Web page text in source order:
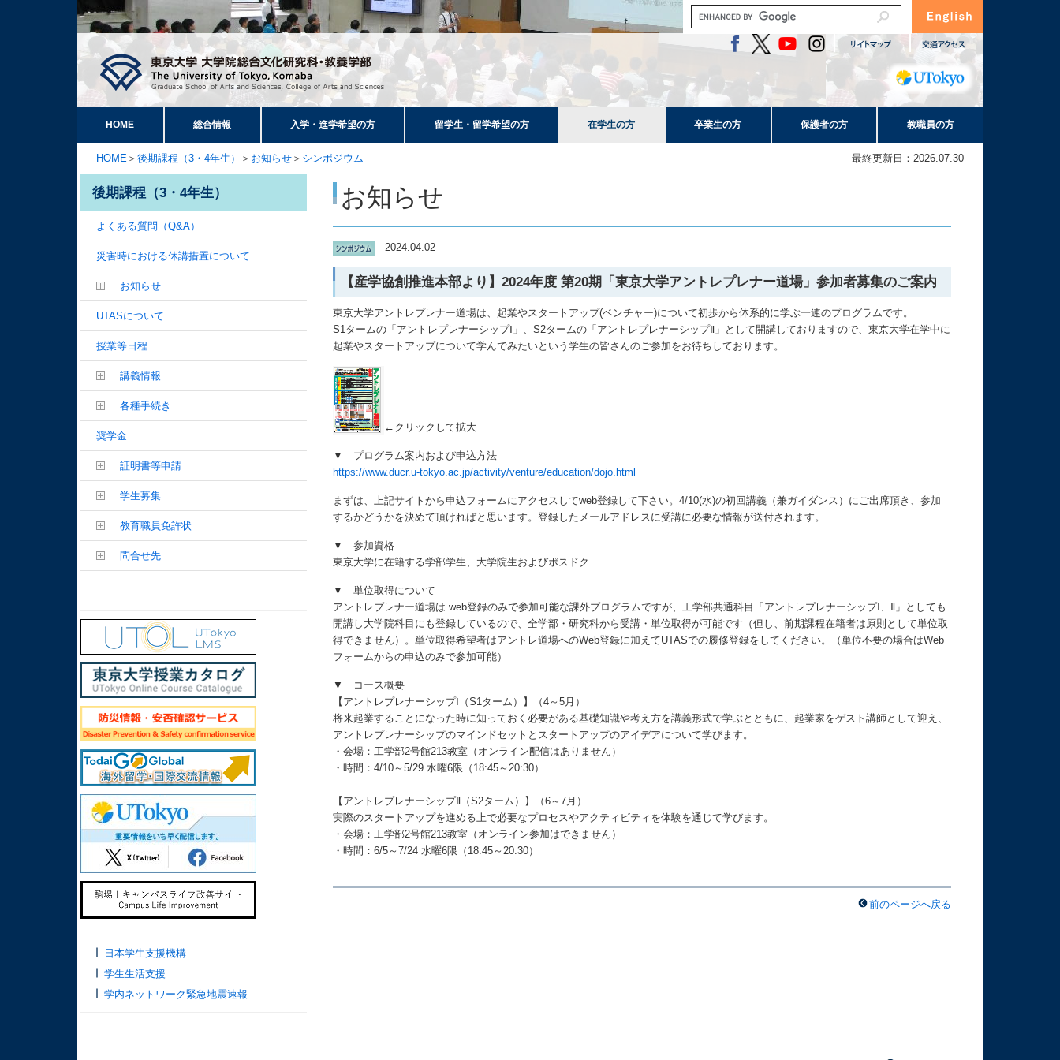
HOME 総合情報 入学・進学希望の方 留学生・留学希望の方 在学生の方 卒業生の方 保護者の方 教職員の方
HOME ＞ 後期課程（3・4年生） ＞ お知らせ ＞ シンポジウム 最終更新日：2026.07.30
お知らせ
2024.04.02
【産学協創推進本部より】2024年度 第20期「東京大学アントレプレナー道場」参加者募集のご案内
東京大学アントレプレナー道場は、起業やスタートアップ(ベンチャー)について初歩から体系的に学ぶ一連のプログラムです。
S1タームの「アントレプレナーシップⅠ」、S2タームの「アントレプレナーシップⅡ」として開講しておりますので、東京大学在学中に
起業やスタートアップについて学んでみたいという学生の皆さんのご参加をお待ちしております。
←クリックして拡大
▼ プログラム案内および申込方法
https://www.ducr.u-tokyo.ac.jp/activity/venture/education/dojo.html
まずは、上記サイトから申込フォームにアクセスしてweb登録して下さい。4/10(水)の初回講義（兼ガイダンス）にご出席頂き、参加
するかどうかを決めて頂ければと思います。登録したメールアドレスに受講に必要な情報が送付されます。
▼ 参加資格
東京大学に在籍する学部学生、大学院生およびポスドク
▼ 単位取得について
アントレプレナー道場は web登録のみで参加可能な課外プログラムですが、工学部共通科目「アントレプレナーシップⅠ、Ⅱ」としても
開講し大学院科目にも登録しているので、全学部・研究科から受講・単位取得が可能です（但し、前期課程在籍者は原則として単位取
得できません）。単位取得希望者はアントレ道場へのWeb登録に加えてUTASでの履修登録をしてください。（単位不要の場合はWeb
フォームからの申込のみで参加可能）
▼ コース概要
【アントレプレナーシップⅠ（S1ターム）】（4～5月）
将来起業することになった時に知っておく必要がある基礎知識や考え方を講義形式で学ぶとともに、起業家をゲスト講師として迎え、
アントレプレナーシップのマインドセットとスタートアップのアイデアについて学びます。
・会場：工学部2号館213教室（オンライン配信はありません）
・時間：4/10～5/29 水曜6限（18:45～20:30）
【アントレプレナーシップⅡ（S2ターム）】（6～7月）
実際のスタートアップを進める上で必要なプロセスやアクティビティを体験を通じて学びます。
・会場：工学部2号館213教室（オンライン参加はできません）
・時間：6/5～7/24 水曜6限（18:45～20:30）
前のページへ戻る
後期課程（3・4年生）
よくある質問（Q&A）
災害時における休講措置について
お知らせ
UTASについて
授業等日程
講義情報
各種手続き
奨学金
証明書等申請
学生募集
教育職員免許状
問合せ先
日本学生支援機構
学生生活支援
学内ネットワーク緊急地震速報